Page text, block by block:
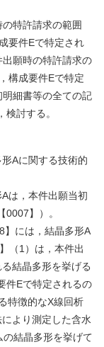
特許請求の範囲
要件Eで特定され
願時の特許請求の
構成要件Eで特定
細書等の全ての記
討する。
形Aに関する技術的
Aは，本件出願当初
0007】）。
】には，結晶多形A
】（1）は，本件出
結晶多形を挙げる
件Eで特定されるの
特徴的なX線回析
より測定した含水
結晶多形を挙げて